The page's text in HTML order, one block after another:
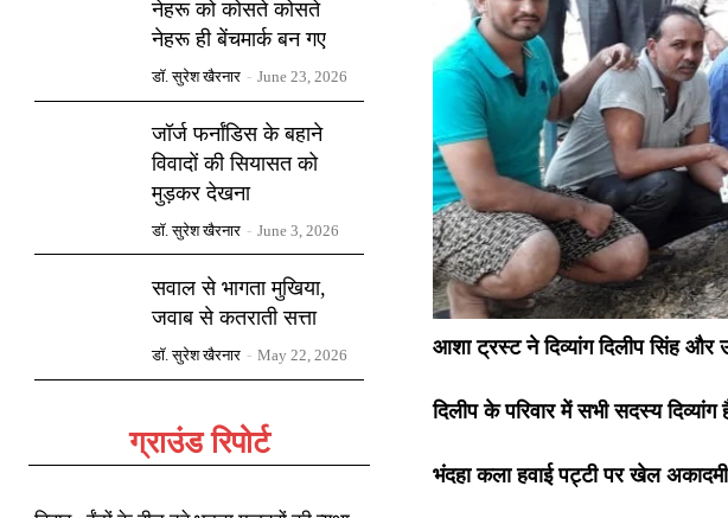
नेहरू को कोसते कोसते
नेहरू ही बेंचमार्क बन गए
डॉ. सुरेश खैरनार - June 23, 2026
जॉर्ज फर्नांडिस के बहाने
विवादों की सियासत को
मुड़कर देखना
डॉ. सुरेश खैरनार - June 3, 2026
सवाल से भागता मुखिया,
जवाब से कतराती सत्ता
डॉ. सुरेश खैरनार - May 22, 2026
ग्राउंड रिपोर्ट
आशा ट्रस्ट ने दिव्यांग दिलीप सिंह और
दिलीप के परिवार में सभी सदस्य दिव्यांग
भंदहा कला हवाई पट्टी पर खेल